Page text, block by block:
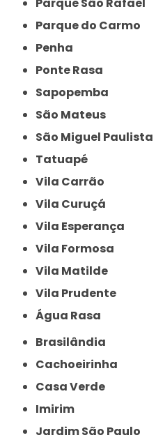
Parque do Carmo
Penha
Ponte Rasa
Sapopemba
São Mateus
São Miguel Paulista
Tatuapé
Vila Carrão
Vila Curuçá
Vila Esperança
Vila Formosa
Vila Matilde
Vila Prudente
Água Rasa
Brasilândia
Cachoeirinha
Casa Verde
Imirim
Jardim São Paulo